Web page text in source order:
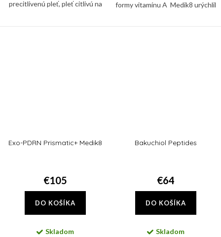
precitlivenú pleť, pleť citlivú na
formy vitamínu A Medik8 urýchlil
Exo-PDRN Prismatic+ Medik8
€105
DO KOŠÍKA
Skladom
Bakuchiol Peptides
€64
DO KOŠÍKA
Skladom